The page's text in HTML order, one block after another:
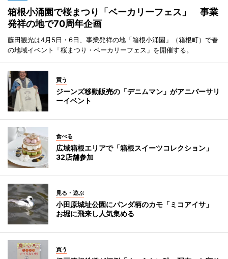
箱根小涌園で桜まつり「ベーカリーフェス」 事業
発祥の地で70周年企画
藤田観光は4月5日・6日、事業発祥の地「箱根小涌園」（箱根町）で春
の地域イベント「桜まつり・ベーカリーフェス」を開催する。
買う
ジーンズ移動販売の「デニムマン」がアニバーサリ
ーイベント
食べる
広域箱根エリアで「箱根スイーツコレクション」
32店舗参加
見る・遊ぶ
小田原城址公園にパンダ柄のカモ「ミコアイサ」
お堀に飛来し人気集める
買う